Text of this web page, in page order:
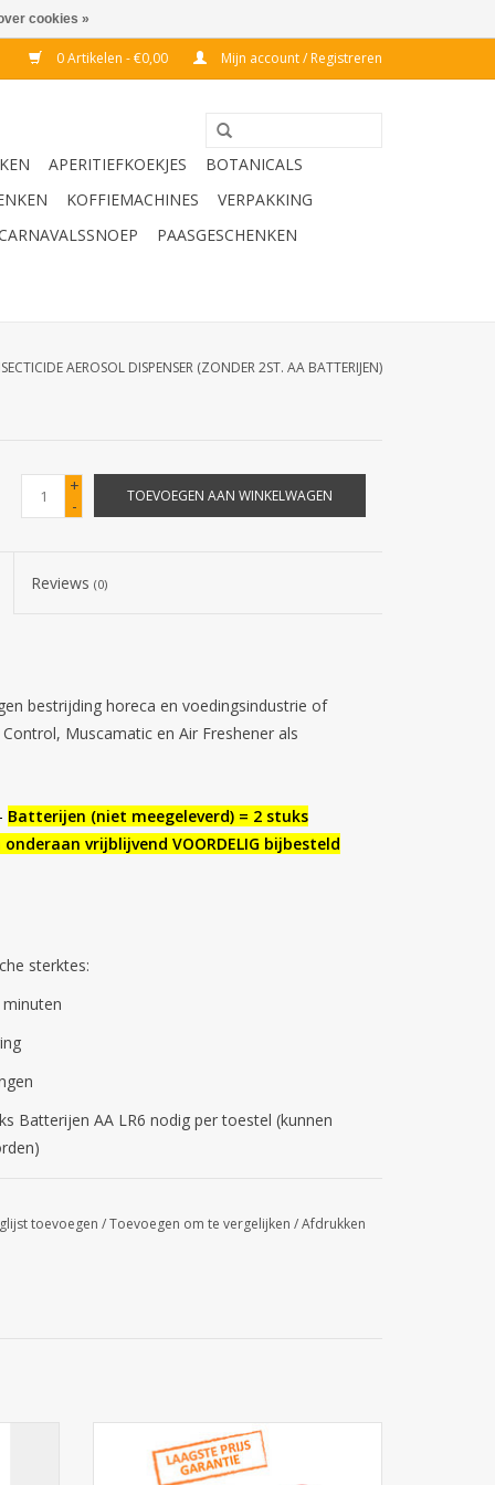
0 Artikelen - €0,00 Mijn account / Registreren
APERITIEFKOEKJES
BOTANICALS
KOFFIEMACHINES
VERPAKKING
PAASGESCHENKEN
AEROSOL DISPENSER (ZONDER 2ST. AA BATTERIJEN)
+
-
TOEVOEGEN AAN WINKELWAGEN
Reviews(0)
bestrijding horeca en voedingsindustrie of
Muscamatic en Air Freshener als
- Batterijen (niet meegeleverd) = 2 stuks
vrijblijvend VOORDELIG bijbesteld
sterktes:
Batterijen AA LR6 nodig per toestel (kunnen
toevoegen /Toevoegen om te vergelijken /Afdrukken
X-one insecticide aerosol goedgekeurd
om professioneel vliegen, fruitvliegjes,
muggen, stalvliegen te bestrijden. Geschikt
cookies »